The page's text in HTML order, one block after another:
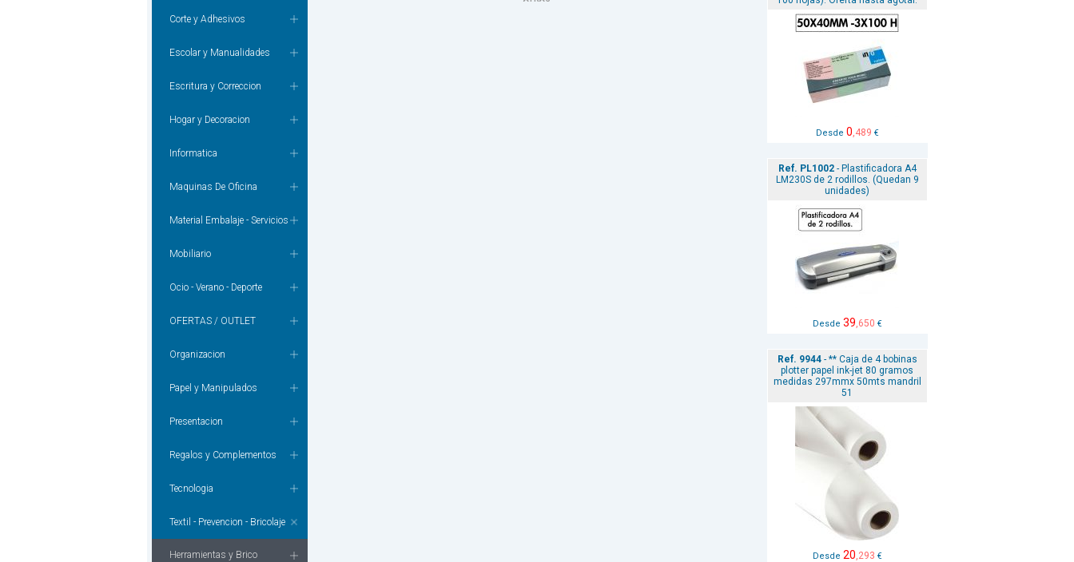
Corte y Adhesivos
Escolar y Manualidades
Escritura y Correccion
Hogar y Decoracion
Informatica
Maquinas De Oficina
Material Embalaje - Servicios
Mobiliario
Ocio - Verano - Deporte
OFERTAS / OUTLET
Organizacion
Papel y Manipulados
Presentacion
Regalos y Complementos
Tecnologia
Textil - Prevencion - Bricolaje
Herramientas y Brico
Desde 0,489 €
Ref. PL1002- Plastificadora A4
LM230S de 2 rodillos. (Quedan 9
unidades)
Desde 39,650 €
Ref. 9944- ** Caja de 4 bobinas
plotter papel ink-jet 80 gramos
medidas 297mmx 50mts mandril
51
Desde 20,293 €